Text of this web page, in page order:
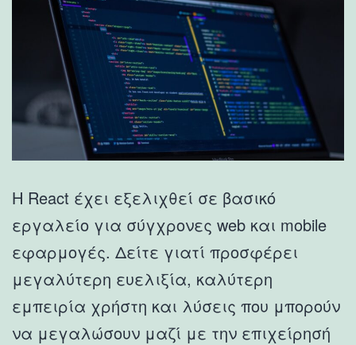
Η React έχει εξελιχθεί σε βασικό
εργαλείο για σύγχρονες web και mobile
εφαρμογές. Δείτε γιατί προσφέρει
μεγαλύτερη ευελιξία, καλύτερη
εμπειρία χρήστη και λύσεις που μπορούν
να μεγαλώσουν μαζί με την επιχείρησή